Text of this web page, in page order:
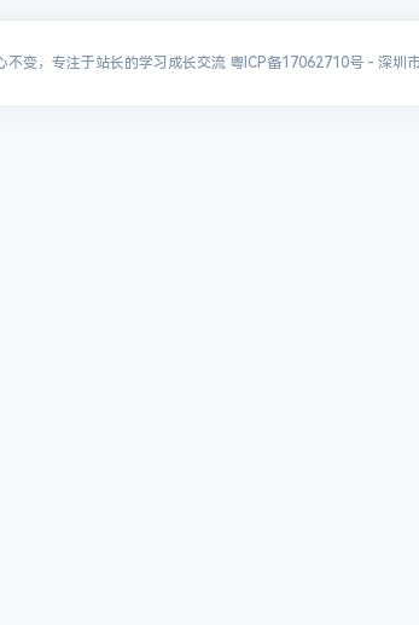
变，专注于站长的学习成长交流 粤ICP备17062710号 - 深圳